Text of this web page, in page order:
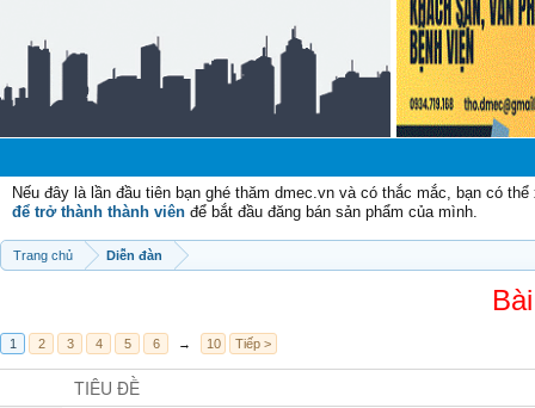
Nếu đây là lần đầu tiên bạn ghé thăm dmec.vn và có thắc mắc, bạn có
để trở thành thành viên để bắt đầu đăng bán sản phẩm của mình.
Trang chủ Diễn đàn
1 2 3 4 5 6 → 10 Tiếp >
TIÊU ĐỀ